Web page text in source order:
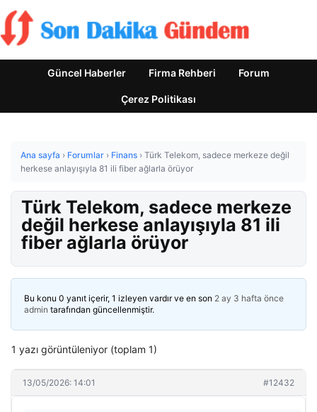
Güncel Haberler Firma Rehberi Forum
Çerez Politikası
Ana sayfa › Forumlar › Finans › Türk Telekom, sadece merkeze değil
herkese anlayışıyla 81 ili fiber ağlarla örüyor
Türk Telekom, sadece merkeze
değil herkese anlayışıyla 81 ili
fiber ağlarla örüyor
Bu konu 0 yanıt içerir, 1 izleyen vardır ve en son 2 ay 3 hafta önce
admin tarafından güncellenmiştir.
1 yazı görüntüleniyor (toplam 1)
13/05/2026: 14:01 #12432